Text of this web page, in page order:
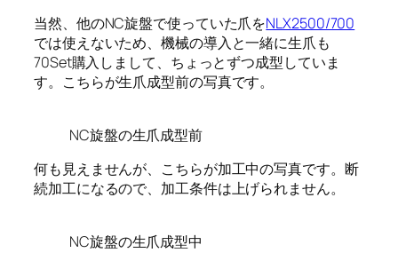
当然、他のNC旋盤で使っていた爪をNLX2500/700
では使えないため、機械の導入と一緒に生爪も
70Set購入しまして、ちょっとずつ成型していま
す。こちらが生爪成型前の写真です。
NC旋盤の生爪成型前
何も見えませんが、こちらが加工中の写真です。断
続加工になるので、加工条件は上げられません。
NC旋盤の生爪成型中